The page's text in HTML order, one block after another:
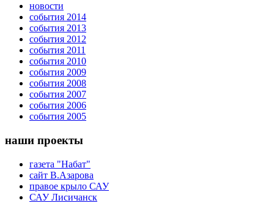
новости
события 2014
события 2013
события 2012
события 2011
события 2010
события 2009
события 2008
события 2007
события 2006
события 2005
наши проекты
газета "Набат"
сайт В.Азарова
правое крыло САУ
САУ Лисичанск